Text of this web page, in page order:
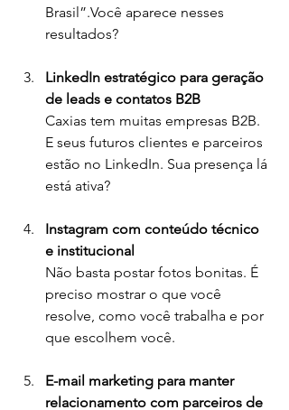
Brasil”.Você aparece nesses
resultados?
LinkedIn estratégico para geração
de leads e contatos B2B
Caxias tem muitas empresas B2B.
E seus futuros clientes e parceiros
estão no LinkedIn. Sua presença lá
está ativa?
Instagram com conteúdo técnico
e institucional
Não basta postar fotos bonitas. É
preciso mostrar o que você
resolve, como você trabalha e por
que escolhem você.
E-mail marketing para manter
relacionamento com parceiros de